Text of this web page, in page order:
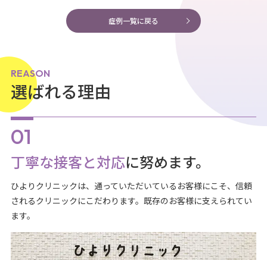
症例一覧に戻る
REASON
選ばれる理由
丁寧な接客と対応に努めます。
ひよりクリニックは、通っていただいているお客様にこそ、信頼
されるクリニックにこだわります。既存のお客様に支えられてい
ます。